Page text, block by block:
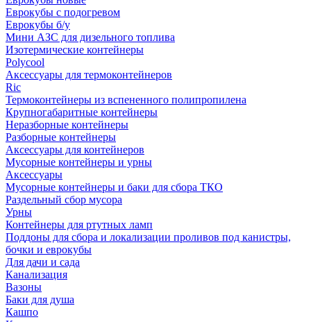
Еврокубы с подогревом
Еврокубы б/у
Мини АЗС для дизельного топлива
Изотермические контейнеры
Polycool
Аксессуары для термоконтейнеров
Ric
Термоконтейнеры из вспененного полипропилена
Крупногабаритные контейнеры
Неразборные контейнеры
Разборные контейнеры
Аксессуары для контейнеров
Мусорные контейнеры и урны
Аксессуары
Мусорные контейнеры и баки для сбора ТКО
Раздельный сбор мусора
Урны
Контейнеры для ртутных ламп
Поддоны для сбора и локализации проливов под канистры,
бочки и еврокубы
Для дачи и сада
Канализация
Вазоны
Баки для душа
Кашпо